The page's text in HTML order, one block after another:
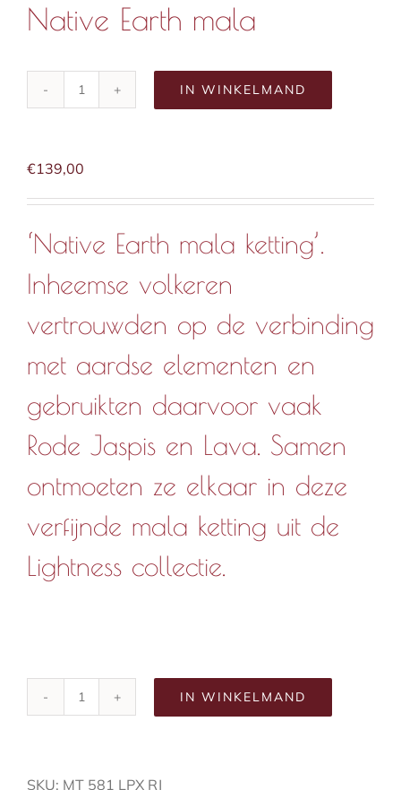
Native Earth mala
Native
aantal
IN WINKELMAND
€139,00
‘Native Earth mala ketting’.
Inheemse volkeren
vertrouwden op de verbinding
met aardse elementen en
gebruikten daarvoor vaak
Rode Jaspis en Lava. Samen
ontmoeten ze elkaar in deze
verfijnde mala ketting uit de
Lightness collectie.
Native
IN WINKELMAND
SKU: MT 581 LPX RJ